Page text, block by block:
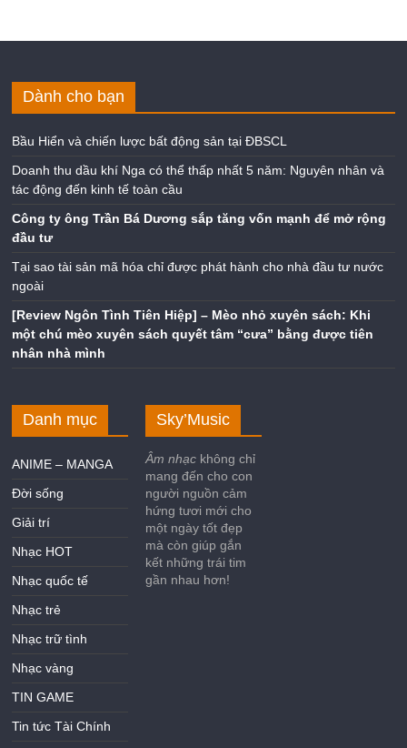
Dành cho bạn
Bầu Hiển và chiến lược bất động sản tại ĐBSCL
Doanh thu dầu khí Nga có thể thấp nhất 5 năm: Nguyên nhân và
tác động đến kinh tế toàn cầu
Công ty ông Trần Bá Dương sắp tăng vốn mạnh để mở rộng
đầu tư
Tại sao tài sản mã hóa chỉ được phát hành cho nhà đầu tư nước
ngoài
[Review Ngôn Tình Tiên Hiệp] – Mèo nhỏ xuyên sách: Khi
một chú mèo xuyên sách quyết tâm “cưa” bằng được tiên
nhân nhà mình
Danh mục
ANIME – MANGA
Đời sống
Giải trí
Nhạc HOT
Nhạc quốc tế
Nhạc trẻ
Nhạc trữ tình
Nhạc vàng
TIN GAME
Tin tức Tài Chính
Sky’Music
Âm nhạc không chỉ
mang đến cho con
người nguồn cảm
hứng tươi mới cho
một ngày tốt đẹp
mà còn giúp gắn
kết những trái tim
gần nhau hơn!